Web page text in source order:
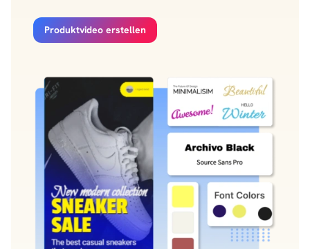
Produktvideo erstellen